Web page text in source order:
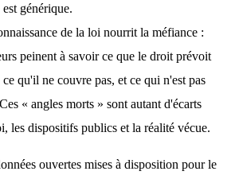
générique.
de la loi nourrit la méfiance :
peinent à savoir ce que le droit prévoit
qu'il ne couvre pas, et ce qui n'est pas
« angles morts » sont autant d'écarts
les dispositifs publics et la réalité vécue.
ouvertes mises à disposition pour le